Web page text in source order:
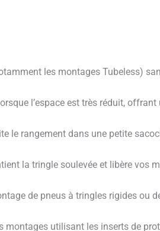
les montages Tubeless)
l’espace est très réduit,
le rangement dans une petite
la tringle soulevée et libère vos
de pneus à tringles rigides ou
utilisant les inserts de